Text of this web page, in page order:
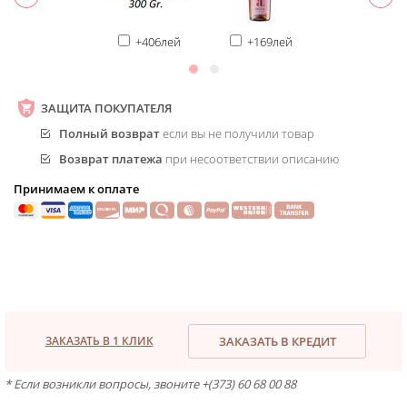
+406лей +169лей
ЗАЩИТА ПОКУПАТЕЛЯ
Полный возвратесли вы не получили товар
Возврат платежа при несоответствии описанию
Принимаем к оплате
ЗАКАЗАТЬ В 1 КЛИК ЗАКАЗАТЬ В КРЕДИТ
* Если возникли вопросы, звоните +(373) 60 68 00 88